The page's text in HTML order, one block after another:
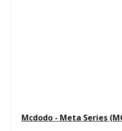
Mcdodo - Meta Series